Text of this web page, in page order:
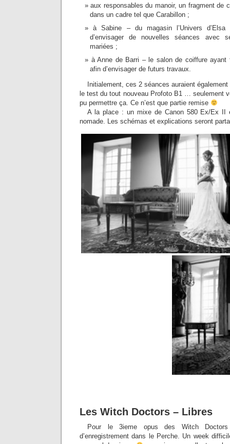
aux responsables du manoir, un fragment de
dans un cadre tel que Carabillon ;
à Sabine – du magasin l’Univers
d’envisager de nouvelles séances avec
mariées ;
à Anne de Barri – le salon de coiffure
afin d’envisager de futurs travaux.
Initialement, ces 2 séances auraient
le test du tout nouveau Profoto B1 … seulement
pu permettre ça. Ce n’est que partie remise
A la place : un mixe de Canon 580 Ex/Ex II
nomade. Les schémas et explications seront
Les Witch Doctors – Libres
Pour le 3ieme opus des Witch
d’enregistrement dans le Perche. Un week